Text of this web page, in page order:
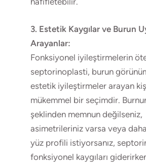
3. Estetik Kaygılar ve Burun
Arayanlar:
Fonksiyonel iyileştirmelerin
septorinoplasti, burun
estetik iyileştirmeler arayan
mükemmel bir seçimdir.
şeklinden memnun değilseniz,
asimetrileriniz varsa veya
yüz profili istiyorsanız,
fonksiyonel kaygıları